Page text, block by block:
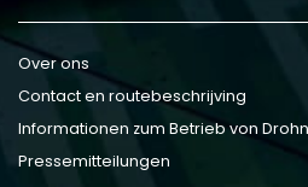
Over ons
Contact en routebeschrijving
Informationen zum Betrieb von
Pressemitteilungen